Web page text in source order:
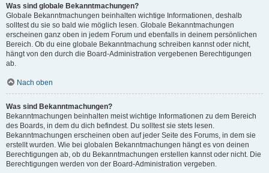
Was sind globale Bekanntmachungen?
Globale Bekanntmachungen beinhalten wichtige Informationen, deshalb
solltest du sie so bald wie möglich lesen. Globale Bekanntmachungen
erscheinen ganz oben in jedem Forum und ebenfalls in deinem persönlichen
Bereich. Ob du eine globale Bekanntmachung schreiben kannst oder nicht,
hängt von den durch die Board-Administration vergebenen Berechtigungen
ab.
Nach oben
Was sind Bekanntmachungen?
Bekanntmachungen beinhalten meist wichtige Informationen zu dem Bereich
des Boards, in dem du dich befindest. Du solltest sie stets lesen.
Bekanntmachungen erscheinen oben auf jeder Seite des Forums, in dem sie
erstellt wurden. Wie bei globalen Bekanntmachungen hängt es von deinen
Berechtigungen ab, ob du Bekanntmachungen erstellen kannst oder nicht. Die
Berechtigungen werden von der Board-Administration vergeben.